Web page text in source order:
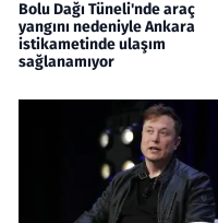
Bolu Dağı Tüneli'nde araç
yangını nedeniyle Ankara
istikametinde ulaşım
sağlanamıyor